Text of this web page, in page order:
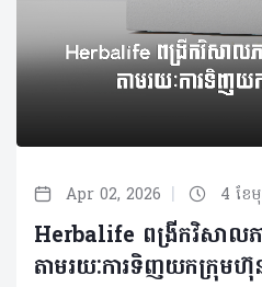
Apr 02, 2026 | 4 ខែ
Herbalife ពង្រីកវិសាលភា
តាមរយៈការទិញយកក្រុម